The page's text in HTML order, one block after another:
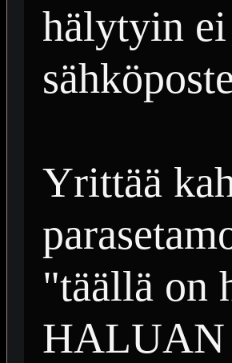
hälytyin
Yrittää
"täällä on